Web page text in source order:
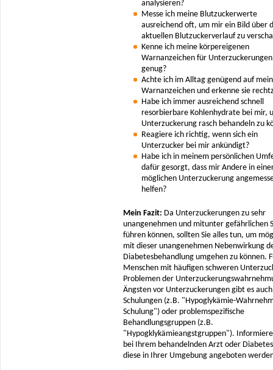
analysieren?
Messe ich meine Blutzuckerwerte
ausreichend oft, um mir ein Bild über
aktuellen Blutzuckerverlauf zu
Kenne ich meine körpereigenen
Warnanzeichen für
genug?
Achte ich im Alltag genügend auf
Warnanzeichen und erkenne sie
Habe ich immer ausreichend schnell
resorbierbare Kohlenhydrate bei mir,
Unterzuckerung rasch behandeln zu
Reagiere ich richtig, wenn sich ein
Unterzucker bei mir ankündigt?
Habe ich in meinem persönlichen
dafür gesorgt, dass mir Andere in
möglichen Unterzuckerung
helfen?
Mein Fazit: Da Unterzuckerungen zu sehr
unangenehmen und mitunter gefährlichen
führen können, sollten Sie alles tun, um
mit dieser unangenehmen Nebenwirkung
Diabetesbehandlung umgehen zu können.
Menschen mit häufigen schweren
Problemen der
Ängsten vor Unterzuckerungen gibt es
Schulungen (z.B. "Hypoglykämie-
Schulung") oder problemspezifische
Behandlungsgruppen (z.B.
"Hypogklykämieangstgruppen").
bei Ihrem behandelnden Arzt oder
diese in Ihrer Umgebung angeboten